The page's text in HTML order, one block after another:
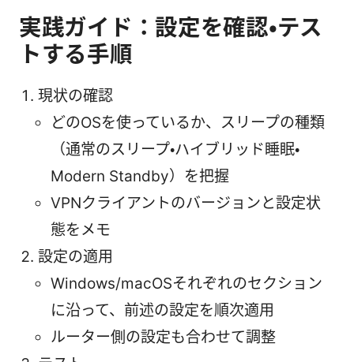
実践ガイド：設定を確認・テス
トする手順
現状の確認
どのOSを使っているか、スリープの種類
（通常のスリープ・ハイブリッド睡眠・
Modern Standby）を把握
VPNクライアントのバージョンと設定状
態をメモ
設定の適用
Windows/macOSそれぞれのセクション
に沿って、前述の設定を順次適用
ルーター側の設定も合わせて調整